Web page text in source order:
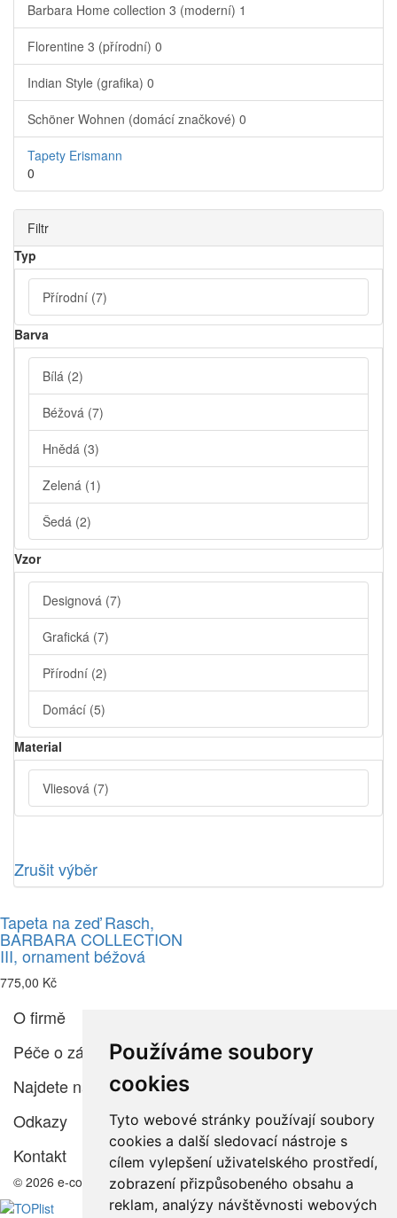
Používáme soubory
cookies
Tyto webové stránky používají soubory
cookies a další sledovací nástroje s
cílem vylepšení uživatelského prostředí,
zobrazení přizpůsobeného obsahu a
reklam, analýzy návštěvnosti webových
Barbara Home collection 3 (moderní) 1
Florentine 3 (přírodní) 0
Indian Style (grafika) 0
Schöner Wohnen (domácí značkové) 0
Tapety Erismann
0
Filtr
Typ
Přírodní (7)
Barva
Bílá (2)
Béžová (7)
Hnědá (3)
Zelená (1)
Šedá (2)
Vzor
Designová (7)
Grafická (7)
Přírodní (2)
Domácí (5)
Material
Vliesová (7)
Zrušit výběr
Tapeta na zeď Rasch,
BARBARA COLLECTION
III, ornament béžová
775,00 Kč
O firmě
Péče o zákazníka
Najdete nás
Odkazy
Kontakt
© 2026 e-color.cz